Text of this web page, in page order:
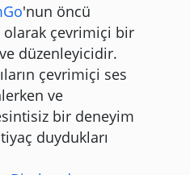
'nun öncü
çevrimiçi bir
düzenleyicidir.
çevrimiçi ses
ve
bir deneyim
duydukları